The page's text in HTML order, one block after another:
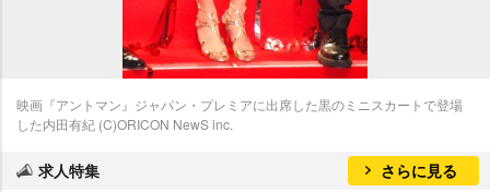
映画『アントマン』ジャパン・プレミアに出席した黒のミニスカートで登場
した内田有紀 (C)ORICON NewS inc.
求人特集 さらに見る